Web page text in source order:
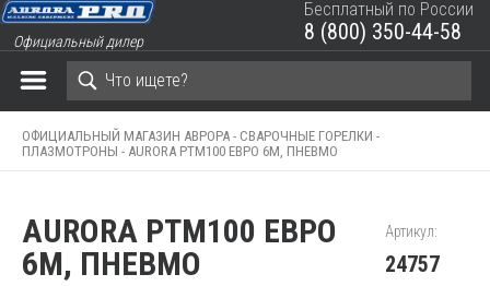
Официальный дилер
Бесплатный по России
8 (800) 350-44-58
ОФИЦИАЛЬНЫЙ МАГАЗИН АВРОРА - СВАРОЧНЫЕ ГОРЕЛКИ -
ПЛАЗМОТРОНЫ - AURORA PTM100 ЕВРО 6М, ПНЕВМО
AURORA PTM100 ЕВРО
6М, ПНЕВМО
Артикул:
24757
ЗАКРЫТЬ КОРЗИНУ